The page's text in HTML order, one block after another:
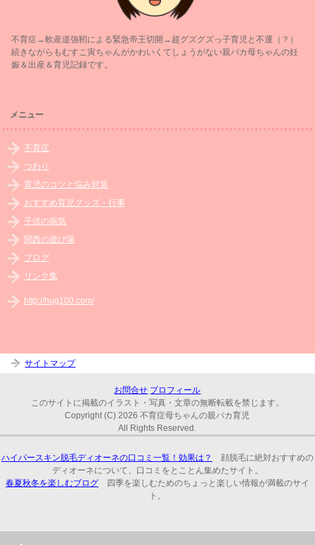
不育症→軟産道強靭による緊急帝王切開→超グズグズっ子育児と不運（？）
続きながらもむすこ寅ちゃんがかわいくてしょうがない親バカ母ちゃんの妊
娠＆出産＆育児記録です。
メニュー
不育症
つわり
育児のコツと悩み対策
おすすめ育児グッズ・行事
子供の病気
関西の遊び場
ブログ
リンク集
http://hug100.com/
サイトマップ
お問合せ プロフィール
このサイトに掲載のイラスト・写真・文章の無断転載を禁じます。
Copyright (C) 2026 不育症母ちゃんの親バカ育児
All Rights Reserved.
ハイパースキン脱毛ディオーネの口コミ一覧！効果は？
顔脱毛に絶対おすすめの
ディオーネについて、口コミをとことん集めたサイト。
春夏秋冬を楽しむブログ 四季を楽しむためのちょっと楽しい情報が満載のサイ
ト。